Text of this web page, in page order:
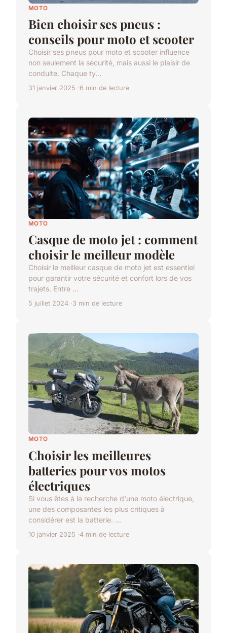
MOTO
Bien choisir ses pneus :
conseils pour moto et scooter
Choisir ses pneus pour moto et scooter influence
non seulement la sécurité, mais aussi le plaisir de
conduite. Chaque ty...
31 janvier 2025 6 min de lecture
MOTO
Casque de moto jet : comment
choisir le meilleur modèle
Choisir le meilleur casque de moto jet est essentiel
pour garantir votre sécurité et confort lors de vos
trajets. Entre ...
5 juillet 2024 3 min de lecture
MOTO
Choisir les meilleures
batteries pour vos motos
électriques
Si vous êtes à la recherche d'une moto électrique,
une des composantes les plus critiques à
considérer est la batterie. ...
10 janvier 2025 4 min de lecture